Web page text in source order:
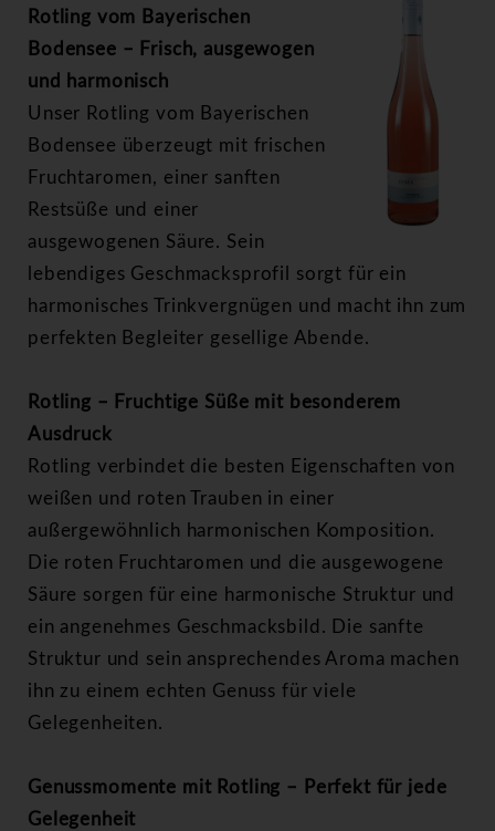
Rotling vom Bayerischen
Bodensee – Frisch, ausgewogen
und harmonisch
Unser Rotling vom Bayerischen
Bodensee überzeugt mit frischen
Fruchtaromen, einer sanften
Restsüße und einer
ausgewogenen Säure. Sein
lebendiges Geschmacksprofil sorgt für ein
harmonisches Trinkvergnügen und macht ihn zum
perfekten Begleiter gesellige Abende.
Rotling – Fruchtige Süße mit besonderem
Ausdruck
Rotling verbindet die besten Eigenschaften von
weißen und roten Trauben in einer
außergewöhnlich harmonischen Komposition.
Die roten Fruchtaromen und die ausgewogene
Säure sorgen für eine harmonische Struktur und
ein angenehmes Geschmacksbild. Die sanfte
Struktur und sein ansprechendes Aroma machen
ihn zu einem echten Genuss für viele
Gelegenheiten.
Genussmomente mit Rotling – Perfekt für jede
Gelegenheit